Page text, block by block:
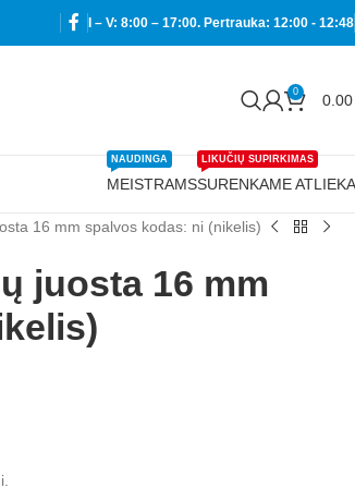
I – V: 8:00 – 17:00. Pertrauka: 12:00 - 12:48
0
MEISTRAMS
NAUDINGA
SURENKAME
LIKUČIŲ SUPIRKIMAS
16 mm spalvos kodas: ni (nikelis)
juosta 16 mm